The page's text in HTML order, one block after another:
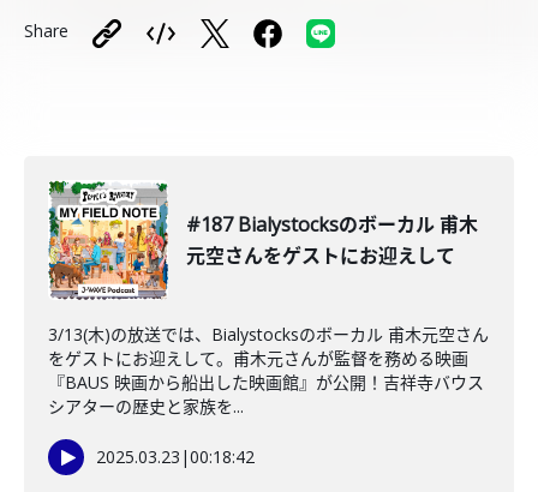
Share
#187 Bialystocksのボーカル 甫木
元空さんをゲストにお迎えして
3/13(木)の放送では、Bialystocksのボーカル 甫木元空さん
をゲストにお迎えして。甫木元さんが監督を務める映画
『BAUS 映画から船出した映画館』が公開！吉祥寺バウス
シアターの歴史と家族を...
2025.03.23 |00:18:42